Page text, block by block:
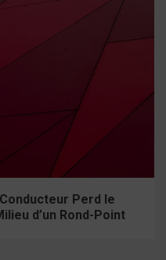
Perd le
d’un Rond-Point